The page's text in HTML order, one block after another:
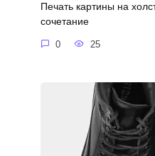
Печать картины на
сочетание
0 25